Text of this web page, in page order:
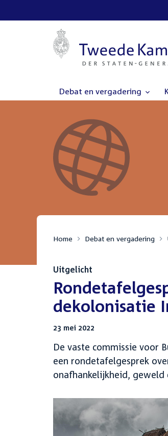
Debat en vergadering
Home Debat en vergadering
Uitgelicht
:
dekolonisatie
23 mei 2022
De vaste commissie voor
een rondetafelgesprek
onafhankelijkheid, geweld